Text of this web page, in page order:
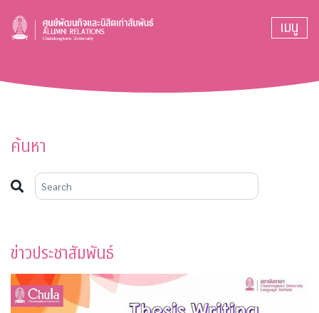
เมนู
ค้นหา
ข่าวประชาสัมพันธ์